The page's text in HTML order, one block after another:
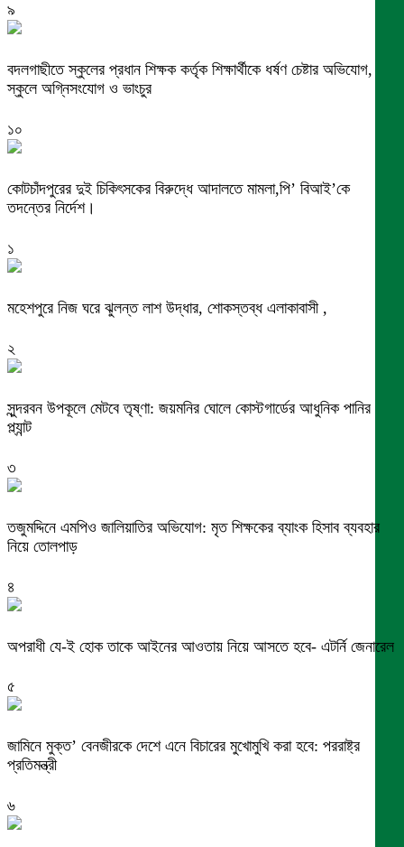
৯
বদলগাছীতে স্কুলের প্রধান শিক্ষক কর্তৃক শিক্ষার্থীকে ধর্ষণ চেষ্টার অভিযোগ,
স্কুলে অগ্নিসংযোগ ও ভাংচুর
১০
কোটচাঁদপুরের দুই চিকিৎসকের বিরুদ্ধে আদালতে মামলা,পি’ বিআই’কে
তদন্তের নির্দেশ।
১
মহেশপুরে নিজ ঘরে ঝুলন্ত লাশ উদ্ধার, শোকস্তব্ধ এলাকাবাসী ,
২
সুন্দরবন উপকূলে মেটবে তৃষ্ণা: জয়মনির ঘোলে কোস্টগার্ডের আধুনিক পানির
প্ল্যান্ট
৩
তজুমদ্দিনে এমপিও জালিয়াতির অভিযোগ: মৃত শিক্ষকের ব্যাংক হিসাব ব্যবহার
নিয়ে তোলপাড়
৪
অপরাধী যে-ই হোক তাকে আইনের আওতায় নিয়ে আসতে হবে- এটর্নি জেনারেল
৫
জামিনে মুক্ত’ বেনজীরকে দেশে এনে বিচারের মুখোমুখি করা হবে: পররাষ্ট্র
প্রতিমন্ত্রী
৬